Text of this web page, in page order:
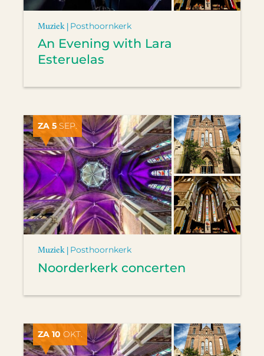
Muziek | Posthoornkerk
An Evening with Lara
Esteruelas
ZA 5 SEP.
Muziek | Posthoornkerk
Noorderkerk concerten
ZA 10 OKT.